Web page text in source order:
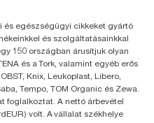
és egészségügyi cikkeket gyártó
és szolgáltatásainkkal
150 országban árusítjuk olyan
és a Tork, valamint egyéb erős
Knix, Leukoplast, Libero,
Tempo, TOM Organic és Zewa.
foglalkoztat. A nettó árbevétel
volt. A vállalat székhelye